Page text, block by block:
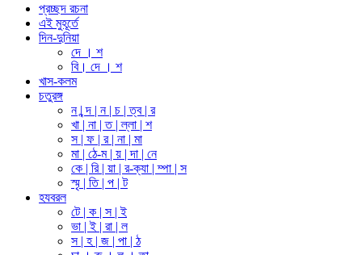
প্রচ্ছদ রচনা
এই মুহূর্তে
দিন-দুনিয়া
দে । শ
বি। দে । শ
খাস-কলম
চতুরঙ্গ
ন | ন্দ | ন | চ | ত্ব | র
খা | না | ত | ল্লা | শ
স | ফ | র | না | মা
মা | ঠে-ম | য় | দা | নে
কে | রি | য়া | র-ক্যা | ম্পা | স
স্মৃ | তি | প | ট
হযবরল
টে | ক | স | ই
ভা | ই | রা | ল
স | হ | জ | পা | ঠ